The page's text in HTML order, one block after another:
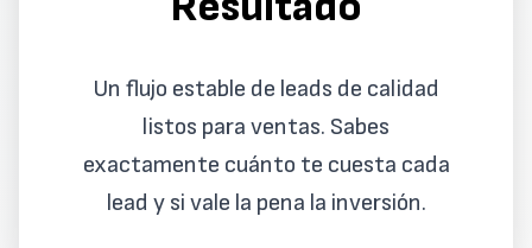
Un flujo estable de leads de calidad
listos para ventas. Sabes
exactamente cuánto te cuesta cada
lead y si vale la pena la inversión.